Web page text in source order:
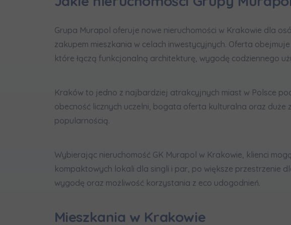
Grupa Murapol oferuje nowe nieruchomości w Krakowie dla
zakupem mieszkania w celach inwestycyjnych. Oferta
które łączą funkcjonalną architekturę, wygodę codziennego
Kraków to jedno z najbardziej atrakcyjnych miast w Polsce
obecność licznych uczelni, bogata oferta kulturalna oraz duże
popularnością.
Wybierając nieruchomość GK Murapol w Krakowie, klienci
kompaktowych lokali dla singli i par, po większe przestrzenie
wygodę oraz możliwość korzystania z eco udogodnień.
Mieszkania w Krakowie
Informujemy, że w
Wyrażam zgodę na
Rozwiń
Każdej osobie
Zawiadomienia o nabyciu